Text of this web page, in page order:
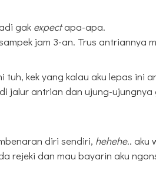
gak expectapa-apa.
jam 3-an. Trus antriannya
tuh, kek yang kalau aku lepas ini
jalur antrian dan ujung-
diri sendiri, hehehe.. aku
rejeki dan mau bayarin aku